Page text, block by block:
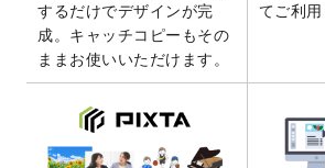
方法」を公開いたしま
2026/4/21
アクリルキーホルダー
ート を追加いたしました
りました！
2025/12/22
【新商品】アクリルキ
するだけでデザインが完
成。キャッチコピーもその
ままお使いいただけます。
てご利用